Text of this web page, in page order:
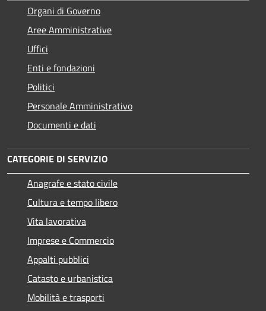
Organi di Governo
Aree Amministrative
Uffici
Enti e fondazioni
Politici
Personale Amministrativo
Documenti e dati
CATEGORIE DI SERVIZIO
Anagrafe e stato civile
Cultura e tempo libero
Vita lavorativa
Imprese e Commercio
Appalti pubblici
Catasto e urbanistica
Mobilità e trasporti